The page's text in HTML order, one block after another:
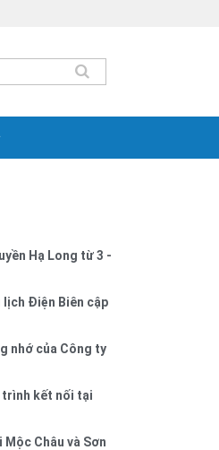
Hạ Long từ 3 -
lịch Điện Biên cập
nhớ của Công ty
trình kết nối tại
Châu và Sơn